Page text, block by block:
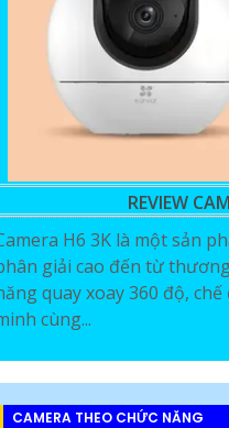
REVIEW
H6 3K là một sản
giải cao đến từ
quay xoay 360 độ,
cùng...
CAMERA THEO CHỨC NĂNG